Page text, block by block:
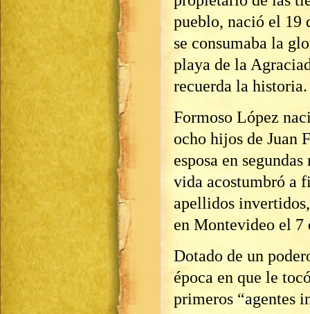
pueblo, nació el 19
se consumaba la
playa de la
recuerda la historia.
Formoso López
ocho hijos de Juan
esposa en
vida acostumbró a
apellidos
en Montevideo el 7
Dotado de un
época en que le
primeros “agentes